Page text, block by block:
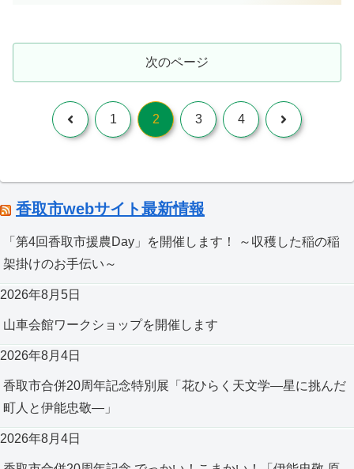
次のページ
前 1 2 3 4 次
香取市webサイト最新情報
「第4回香取市援農Day」を開催します！ ～収穫した稲の稲
架掛けのお手伝い～
2026年8月5日
山車会館ワークショップを開催します
2026年8月4日
香取市合併20周年記念特別展「花ひらく天文学―星に挑んだ
町人と伊能忠敬―」
2026年8月4日